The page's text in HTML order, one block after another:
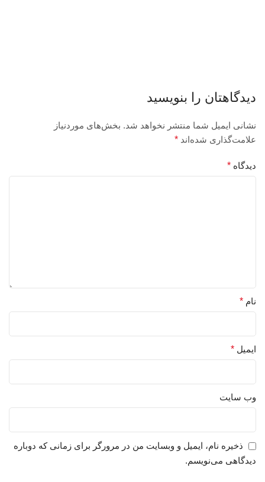
دیدگاهتان را بنویسید
نشانی ایمیل شما منتشر نخواهد شد. بخش‌های موردنیاز
علامت‌گذاری شده‌اند *
دیدگاه *
نام *
ایمیل *
وب‌ سایت
ذخیره نام، ایمیل و وبسایت من در مرورگر برای زمانی که دوباره
دیدگاهی می‌نویسم.